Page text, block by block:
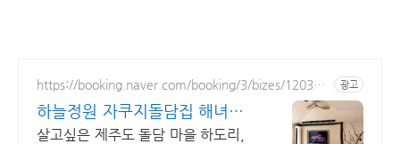
https://booking.naver.com/booking/3/bizes/120392
광고
하늘정원 자쿠지돌담집 해녀마
을 하도리 제주돌담집
살고싶은 제주도 돌담 마을 하도리,